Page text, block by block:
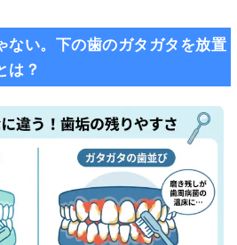
ない。下の歯のガタガタを放置
は？